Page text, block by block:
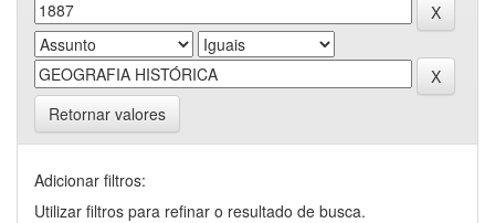
Retornar valores
Adicionar filtros:
Utilizar filtros para refinar o resultado de busca.